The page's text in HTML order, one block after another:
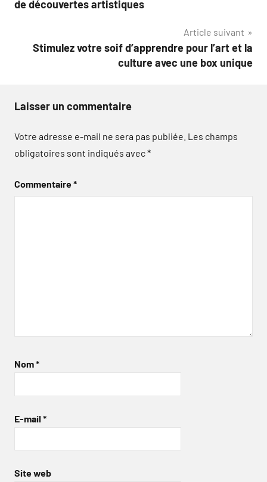
de découvertes artistiques
Article suivant
Stimulez votre soif d’apprendre pour l’art et la
culture avec une box unique
Laisser un commentaire
Votre adresse e-mail ne sera pas publiée. Les champs
obligatoires sont indiqués avec*
Commentaire*
Nom*
E-mail *
Site web